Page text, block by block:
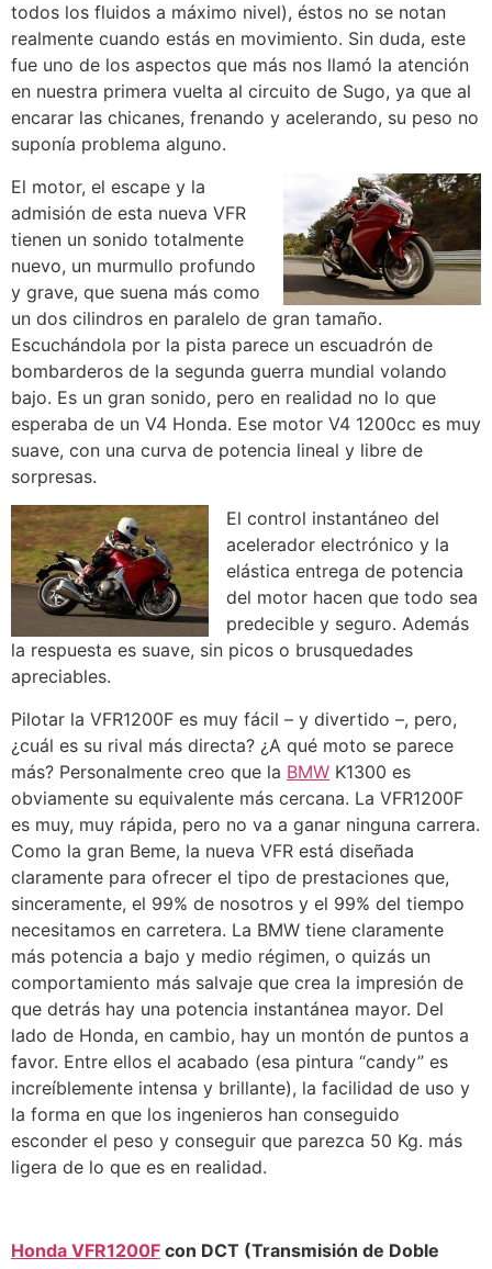
todos los fluidos a máximo nivel), éstos no se notan
realmente cuando estás en movimiento. Sin duda, este
fue uno de los aspectos que más nos llamó la atención
en nuestra primera vuelta al circuito de Sugo, ya que al
encarar las chicanes, frenando y acelerando, su peso no
suponía problema alguno.
El motor, el escape y la
admisión de esta nueva VFR
tienen un sonido totalmente
nuevo, un murmullo profundo
y grave, que suena más como
un dos cilindros en paralelo de gran tamaño.
Escuchándola por la pista parece un escuadrón de
bombarderos de la segunda guerra mundial volando
bajo. Es un gran sonido, pero en realidad no lo que
esperaba de un V4 Honda. Ese motor V4 1200cc es muy
suave, con una curva de potencia lineal y libre de
sorpresas.
El control instantáneo del
acelerador electrónico y la
elástica entrega de potencia
del motor hacen que todo sea
predecible y seguro. Además
la respuesta es suave, sin picos o brusquedades
apreciables.
Pilotar la VFR1200F es muy fácil – y divertido –, pero,
¿cuál es su rival más directa? ¿A qué moto se parece
más? Personalmente creo que la BMW K1300 es
obviamente su equivalente más cercana. La VFR1200F
es muy, muy rápida, pero no va a ganar ninguna carrera.
Como la gran Beme, la nueva VFR está diseñada
claramente para ofrecer el tipo de prestaciones que,
sinceramente, el 99% de nosotros y el 99% del tiempo
necesitamos en carretera. La BMW tiene claramente
más potencia a bajo y medio régimen, o quizás un
comportamiento más salvaje que crea la impresión de
que detrás hay una potencia instantánea mayor. Del
lado de Honda, en cambio, hay un montón de puntos a
favor. Entre ellos el acabado (esa pintura “candy” es
increíblemente intensa y brillante), la facilidad de uso y
la forma en que los ingenieros han conseguido
esconder el peso y conseguir que parezca 50 Kg. más
ligera de lo que es en realidad.
Honda VFR1200F con DCT (Transmisión de Doble